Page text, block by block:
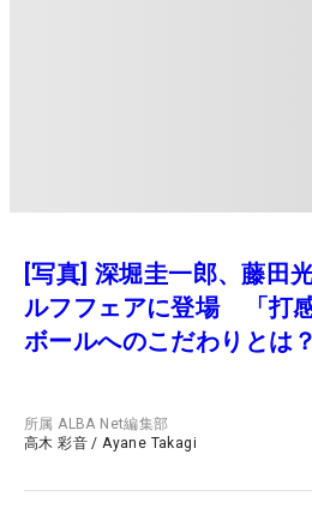
[写真] 深堀圭一郎、藤田
ルフフェアに登場 「打
ボールへのこだわりとは？
所属ALBA Net編集部
高木 彩音 /Ayane Takagi